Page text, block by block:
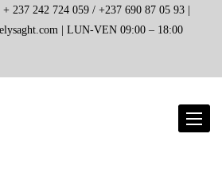
+ 237 242 724 059 / +237 690 87 05 93 |
| LUN-VEN 09:00 – 18:00